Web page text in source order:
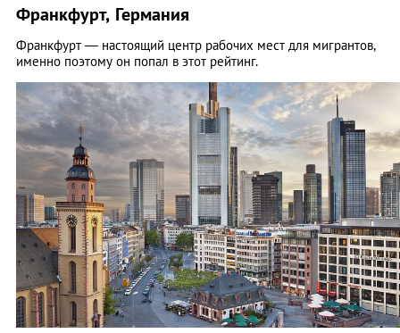
Франкфурт, Германия
Франкфурт — настоящий центр рабочих мест для мигрантов,
именно поэтому он попал в этот рейтинг.